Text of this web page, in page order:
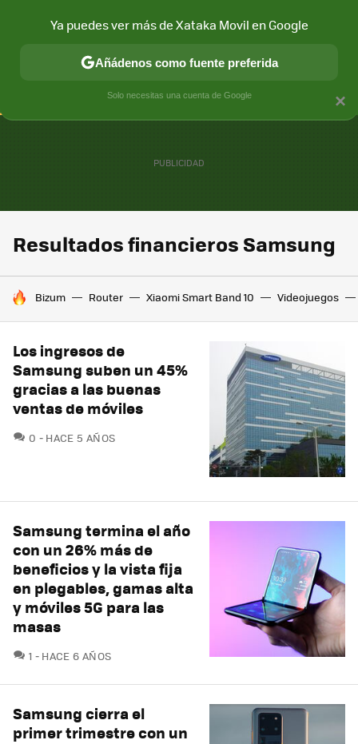
CONECTIVIDAD MÓVIL Y SOCIEDAD APLICACIONES
Resultados financieros Samsung
HOY SE HABLA DE
Bizum Router Xiaomi Smart Band 10 Videojuegos
Los ingresos de
Samsung suben un 45%
gracias a las buenas
ventas de móviles
0 COMENTARIOS
HACE 5 AÑOS
Samsung termina el año
con un 26% más de
beneficios y la vista fija
en plegables, gamas alta
y móviles 5G para las
masas
1 COMENTARIOS
HACE 6 AÑOS
Samsung cierra el
primer trimestre con un
×
Ya puedes ver más de Xataka Movil en Google
Añádenos como fuente preferida
Solo necesitas una cuenta de Google